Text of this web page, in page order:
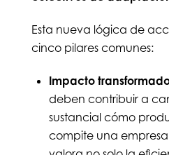
Esta nueva lógica de
cinco pilares comunes:
Impacto
deben contribuir a
sustancial cómo
compite una empresa